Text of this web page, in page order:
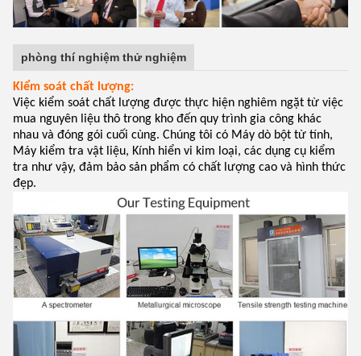
phòng thí nghiệm thử nghiệm
Kiểm soát chất lượng:
Việc kiểm soát chất lượng được thực hiện nghiêm ngặt từ việc
mua nguyên liệu thô trong kho đến quy trình gia công khác
nhau và đóng gói cuối cùng. Chúng tôi có Máy dò bột từ tính,
Máy kiểm tra vật liệu, Kính hiển vi kim loại, các dụng cụ kiểm
tra như vậy, đảm bảo sản phẩm có chất lượng cao và hình thức
đẹp.